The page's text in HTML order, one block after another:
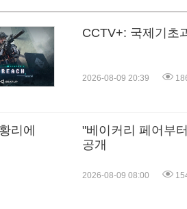
CCTV+: 국제기초
2026-08-09 20:39
리에
"베이커리 페어부
공개
2026-08-09 08:00